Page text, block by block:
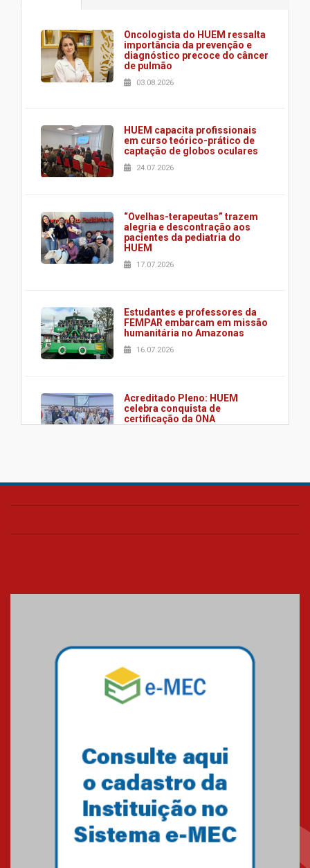
Oncologista do HUEM ressalta
importância da prevenção e
diagnóstico precoce do câncer
de pulmão
03.08.2026
HUEM capacita profissionais
em curso teórico-prático de
captação de globos oculares
24.07.2026
“Ovelhas-terapeutas” trazem
alegria e descontração aos
pacientes da pediatria do
HUEM
17.07.2026
Estudantes e professores da
FEMPAR embarcam em missão
humanitária no Amazonas
16.07.2026
Acreditado Pleno: HUEM
celebra conquista de
certificação da ONA
HUEM é o primeiro hospital do
UTI's inteligentes
referência mundial em
Pós-Asco: evento do HUEM
debate novidades sobre
estudos e tratamentos contra
o câncer
MackPesquisa 2026 prorroga
inscrições até 14 de agosto
15.06.2026